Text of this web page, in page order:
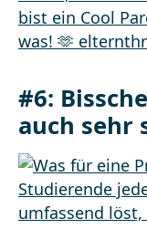
#6:
auch sehr